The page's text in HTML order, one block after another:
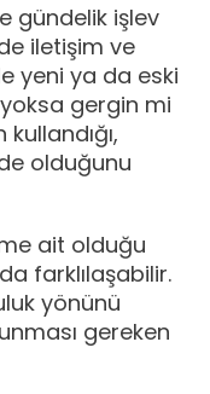
gündelik işlev
iletişim ve
yeni ya da eski
gergin mi
kullandığı,
olduğunu
ait olduğu
farklılaşabilir.
yönünü
gereken